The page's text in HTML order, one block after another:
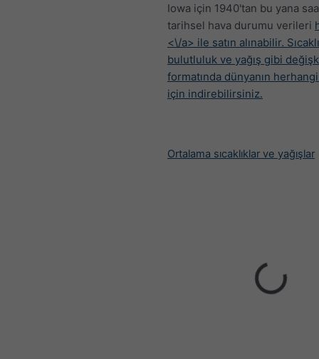
Iowa için 1940'tan bu yana
tarihsel hava durumu verileri
<\/a> ile satın alınabilir.
bulutluluk ve yağış gibi
formatında dünyanın
için indirebilirsiniz.
Ortalama sıcaklıklar ve yağışlar